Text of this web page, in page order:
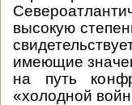
высокую
имеющие
на путь
«холодной